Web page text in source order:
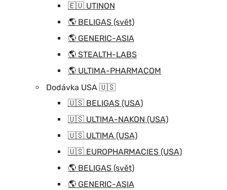
🇪🇺 UTINON
🌎 BELIGAS (svět)
🌎 GENERIC-ASIA
🌎 STEALTH-LABS
🌎 ULTIMA-PHARMACOM
Dodávka USA 🇺🇸
🇺🇸 BELIGAS (USA)
🇺🇸 ULTIMA-NAKON (USA)
🇺🇸 ULTIMA (USA)
🇺🇸 EUROPHARMACIES (USA)
🌎 BELIGAS (svět)
🌎 GENERIC-ASIA